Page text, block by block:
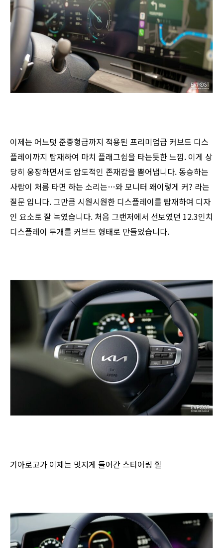
이제는 어느덧 준중형급까지 적용된 프리미엄급 커브드 디스
플레이까지 탑재하여 마치 플래그쉽을 타는듯한 느낌. 이게 상
당히 웅장하면서도 압도적인 존재감을 뿜어냅니다. 동승하는
사람이 처름 타면 하는 소리는…와 모니터 왜이렇게 커? 라는
질문 입니다. 그만큼 시원시원한 디스플레이를 탑재하여 디자
인 요소로 잘 녹였습니다. 처음 그랜저에서 선보였던 12.3인치
디스플레이 두개를 커브드 형태로 만들었습니다.
기아로고가 이제는 멋지게 들어간 스티어링 휠